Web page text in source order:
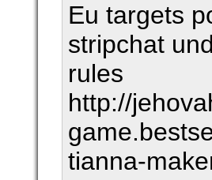
Eu targets
stripchat
rules
http://
tianna-